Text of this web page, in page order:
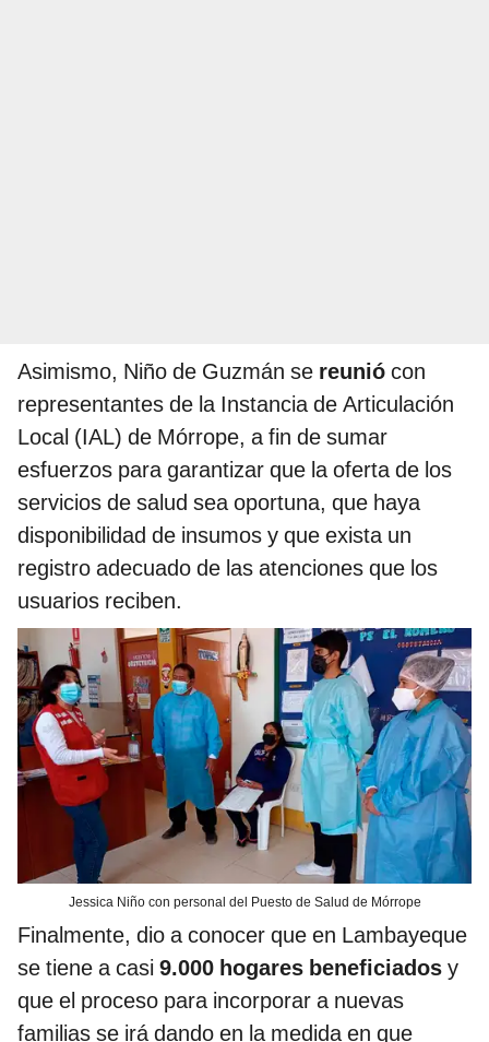
Asimismo, Niño de Guzmán se reunió con
representantes de la Instancia de Articulación
Local (IAL) de Mórrope, a fin de sumar
esfuerzos para garantizar que la oferta de los
servicios de salud sea oportuna, que haya
disponibilidad de insumos y que exista un
registro adecuado de las atenciones que los
usuarios reciben.
Jessica Niño con personal del Puesto de Salud de Mórrope
Finalmente, dio a conocer que en Lambayeque
se tiene a casi 9.000 hogares beneficiados y
que el proceso para incorporar a nuevas
familias se irá dando en la medida en que